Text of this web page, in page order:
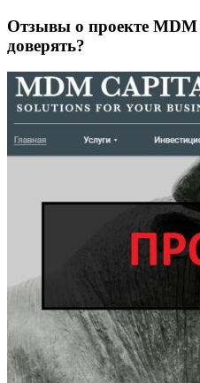
Отзывы о проекте
доверять?